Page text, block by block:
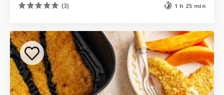
(3) 1 h 25 min